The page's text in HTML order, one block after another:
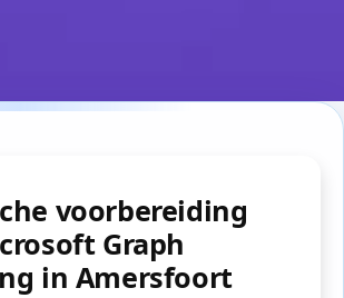
voorbereiding
Graph
in Amersfoort